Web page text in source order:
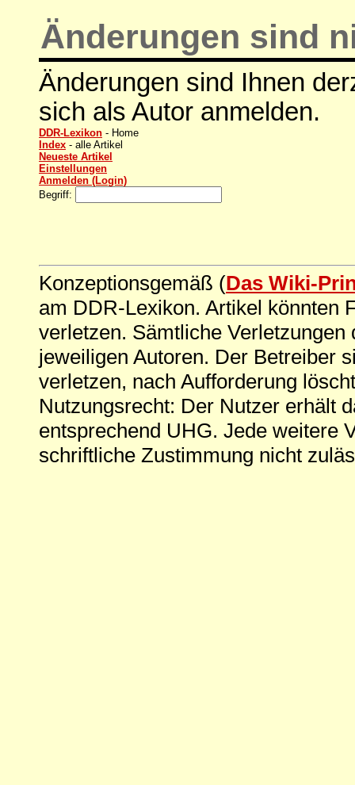
Änderungen sind
Änderungen sind Ihnen
sich als Autor anmelden.
DDR-Lexikon - Home
Index - alle Artikel
Neueste Artikel
Einstellungen
Anmelden (Login)
Begriff:
Konzeptionsgemäß (Das Wiki-
am DDR-Lexikon. Artikel könnten
verletzen. Sämtliche
jeweiligen Autoren. Der Betreiber
verletzen, nach Aufforderung
Nutzungsrecht: Der Nutzer erhält
entsprechend UHG. Jede weitere
schriftliche Zustimmung nicht